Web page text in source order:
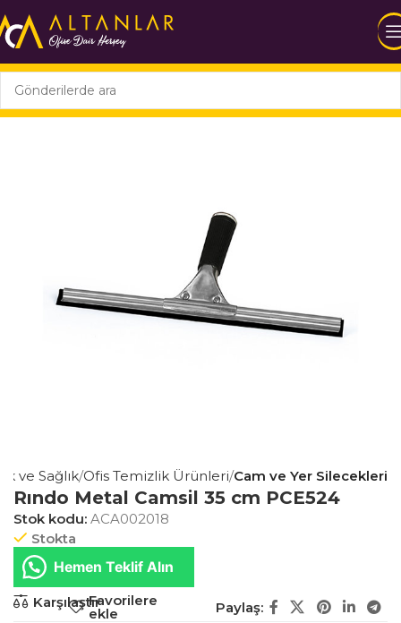
ve Sağlık Ofis Temizlik Ürünleri Cam ve Yer Silecekleri
Rındo Metal Camsil 35 cm PCE524
Stok kodu: ACA002018
Stokta
Hemen Teklif Alın
KarşılaştırFavorilere
ekle
Paylaş: